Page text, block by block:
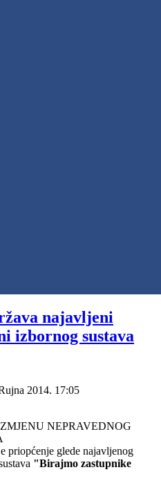
najavljeni
izbornog sustava
2014. 17:05
priopćenje glede najavljenog
"Birajmo zastupnike